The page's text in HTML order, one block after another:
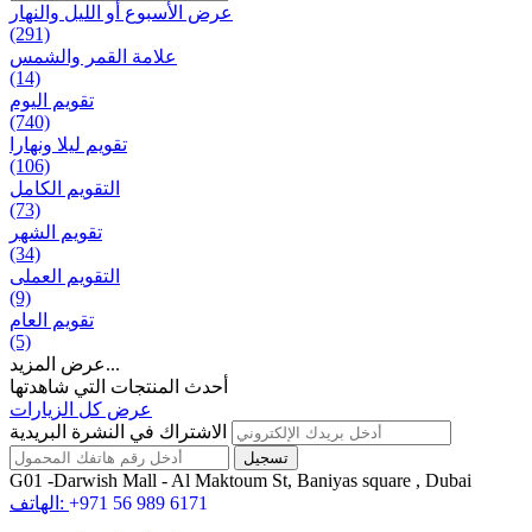
عرض الأسبوع أو الليل والنهار
(291)
علامة القمر والشمس
(14)
تقویم الیوم
(740)
تقويم ليلا ونهارا
(106)
التقويم الكامل
(73)
تقويم الشهر
(34)
التقويم العملی
(9)
تقويم العام
(5)
عرض المزيد...
أحدث المنتجات التي شاهدتها
عرض كل الزيارات
الاشتراك في النشرة البريدية
G01 -Darwish Mall - Al Maktoum St, Baniyas square , Dubai
الهاتف: +971 56 989 6171